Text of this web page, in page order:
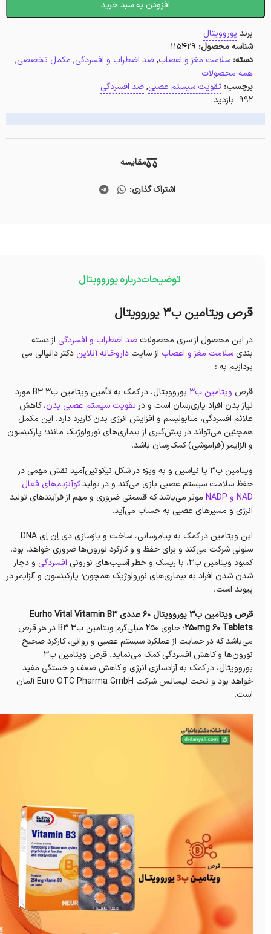
افزودن به سبد خرید
برند یوروویتال
شناسه محصول: 115429
دسته: سلامت مغز و اعصاب,ضد اضطراب و افسردگی, مکمل تخصصی,
همه محصولات
برچسب: تقویت سیستم عصبی,ضد افسردگی
992 بازدید
مقایسه
اشتراک گذاری:
توضیحاتدرباره یوروویتال
قرص ویتامین ب3 یوروویتال
در این محصول از سری محصولات ضد اضطراب و افسردگی از دسته
بندیسلامت مغز و اعصاب از سایتداروخانه آنلاین دکتر دانیالی می
پردازیم به :
قرص ویتامین ب۳
یوروویتال، در کمک به تأمین ویتامین‌ ب۳ B3 مورد
نیاز بدن افراد یاری‌رسان است و درتقویت سیستم عصبی بدن، کاهش
علائم افسردگی، متابولیسم و افزایش انرژی بدن کاربرد دارد. این مکمل
همچنین می‌تواند در پیش‌گیری از بیماری‌های نورولوژیک مانند؛ پارکینسون
و آلزایمر (فراموشی) کمک‌رسان باشد.
ويتامين ب۳ یا نیاسین و به ویژه در شکل نیکوتین‌آمید نقش مهمی در
حفظ سلامت سیستم عصبی بازی می‌کند و در تولیدکوآنزیم‌های فعال
NAD و NADP
موثر می‌باشد که قسمتی ضروری و مهم از فرآیندهای تولید
انرژی و مسیرهای عصبی به حساب می‌آید.
این ویتامین در کمک به پیام‌رسانی، ساخت و بازسازی دی اِن اِی DNA
سلولی شرکت می‌کند و برای حفظ و و کارکرد نورون‌ها ضروری خواهد. بود.
کمبود ویتامین ب۳، با ریسک و خطر آسیب‌های نورونی
افسردگی‌ و‌ دچار
شدن شدن افراد به بیماری‌های نورولوژیک همچون؛ پارکینسون و آلزایمر در
پیوند است.
قرص ویتامین ب۳ یوروویتال 60 عددی Eurho Vital Vitamin B3
250mg 60 Tablets
؛ حاوی ۲۵۰ میلی‌گرم ویتامین ب۳ B3 در هر قرص
می‌باشد که در حمایت از عملکرد سیستم عصبی و روانی، کارکرد صحیح
نورون‌ها و کاهش افسردگی کمک می‌نماید. قرص ویتامین ب۳
یوروویتال، در کمک به آزادسازی انرژی و کاهش ضعف و خستگی مفید
خواهد بود و تحت لیسانس شرکت Euro OTC Pharma GmbH آلمان
است.